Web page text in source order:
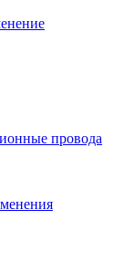
провода